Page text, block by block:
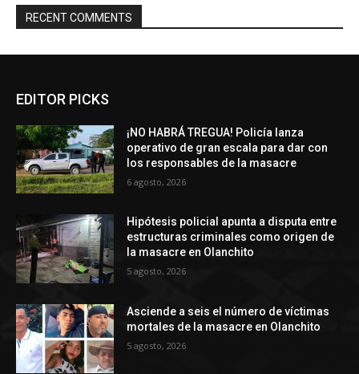
RECENT COMMENTS
EDITOR PICKS
¡NO HABRÁ TREGUA! Policía lanza
operativo de gran escala para dar con
los responsables de la masacre
6 agosto, 2026
Hipótesis policial apunta a disputa entre
estructuras criminales como origen de
la masacre en Olanchito
5 agosto, 2026
Asciende a seis el número de víctimas
mortales de la masacre en Olanchito
5 agosto, 2026